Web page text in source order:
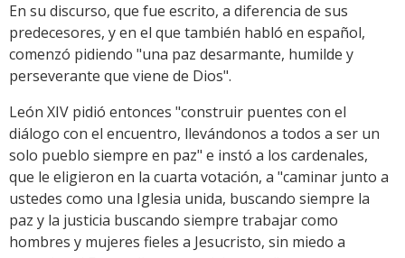
En su discurso, que fue escrito, a diferencia de sus
predecesores, y en el que también habló en español,
comenzó pidiendo "una paz desarmante, humilde y
perseverante que viene de Dios".
León XIV pidió entonces "construir puentes con el
diálogo con el encuentro, llevándonos a todos a ser un
solo pueblo siempre en paz" e instó a los cardenales,
que le eligieron en la cuarta votación, a "caminar junto a
ustedes como una Iglesia unida, buscando siempre la
paz y la justicia buscando siempre trabajar como
hombres y mujeres fieles a Jesucristo, sin miedo a